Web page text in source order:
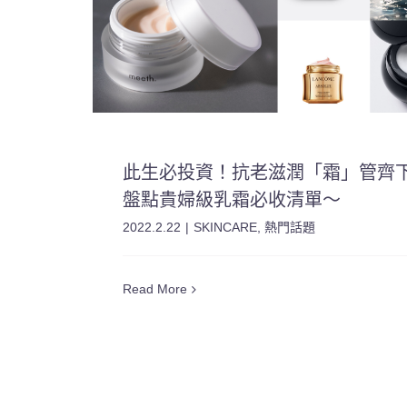
此生必投資！抗老滋潤「霜」管齊
盤點貴婦級乳霜必收清單～
2022.2.22 | SKINCARE, 熱門話題
Read More